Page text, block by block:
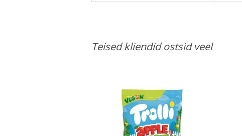
Teised kliendid ostsid veel